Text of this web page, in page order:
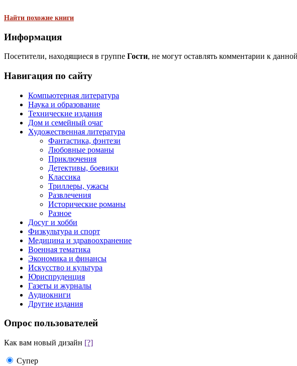
Найти похожие книги
Информация
Посетители, находящиеся в группе Гости, не могут оставлять комментарии к
Навигация по сайту
Компьютерная литература
Наука и образование
Технические издания
Дом и семейный очаг
Художественная литература
Фантастика, фэнтези
Любовные романы
Приключения
Детективы, боевики
Классика
Триллеры, ужасы
Развлечения
Исторические романы
Разное
Досуг и хобби
Физкультура и спорт
Медицина и здравоохранение
Военная тематика
Экономика и финансы
Искусство и культура
Юриспруденция
Газеты и журналы
Аудиокниги
Другие издания
Опрос пользователей
Как вам новый дизайн [?]
Супер